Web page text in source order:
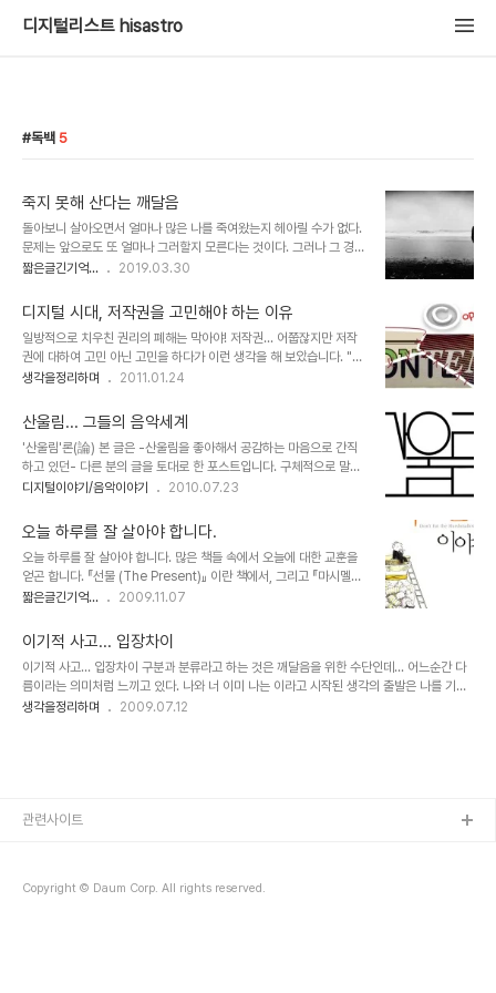
디지털리스트 hisastro
독백 5
죽지 못해 산다는 깨달음
돌아보니 살아오면서 얼마나 많은 나를 죽여왔는지 헤아릴 수가 없다.
문제는 앞으로도 또 얼마나 그러할지 모른다는 것이다. 그러나 그 경험
이 반복되며 확실히 인지한 것이 있다. 현실 속에서 결행은 결코 쉽지
지 경험 때문이다. 얼마 전엔 ‘죽지 못해 산다’는 말이 깨달음처럼 느껴
지기도 했다. 오죽했으면. 어느 누구든, 내가 왜 이렇게 살고 있는지 아
는 사람은 아무도 없다. 있다면, 그건 그저 그렇게 믿는 그 사람의 생각
일 뿐. 그럼에도 뭔가 대단히 알고 있는 양 왕왕대는 그 잘 난 이들을
보면 수없이 스스로를 죽여왔던 내가 또 언제 그런 생각을 했었냐는 듯
에는 어김없이..
짧은글긴기억... 2019.03.30
디지털 시대, 저작권을 고민해야 하는 이유
일방적으로 치우친 권리의 폐해는 막아야! 저작권... 어쭙잖지만 저작
권에 대하여 고민 아닌 고민을 하다가 이런 생각을 해 보았습니다. "어
떠한 권리가 한쪽으로 치우쳤을 땐 반드시 문제가 발생하기 마련이
에 이르렀다고 봅니다. 물론 현재, 어떤 누구라도 이 디지털 시대의 저
작권에 대하여 명쾌한 답을 내놓긴 어려울 것이라 생각합니다. 뭐, 혼
자라면 어떤 특정한 방법을 포함하여 어떤 주장이든 펼칠 수는 있겠지
만... ▲ Illustration by Minh Uong/The New York Times
Published: March 1, 2009 음악이나, 책, 글 그림 등등... 이러한
생각을정리하며 2011.01.24
산울림... 그들의 음악세계
'산울림'론(論) 본 글은 -산울림을 좋아해서 공감하는 마음으로 간직
하고 있던- 다른 분의 글을 토대로 한 포스트입니다. 구체적으로 말씀
드리면, 1993년 인터넷 BBS KIDS에 서광식(Macroft)님께서 올리
더하고자 일부 내용을 수정 및 추가 하여 다시 올립니다. -그러고 보니
이 글이 인터넷 공간에 올려진지도 20년 가까운 시간이 흘렀네요. 물
론 산울림의 시간으로 보자면 33년이란 세월이 흘렀으니... ^^ - 저
보다는 적어도 10년 여 -많게는 20년- 의 나이가 많은 산울림 맴버들
이지만 동시대를 살아가는 한 사람으로써 산울림을 만날 수 있었다는
다. -아마도..
디지털이야기/음악이야기 2010.07.23
오늘 하루를 잘 살아야 합니다.
오늘 하루를 잘 살아야 합니다. 많은 책들 속에서 오늘에 대한 교훈을
얻곤 합니다. 『선물 (The Present)』 이란 책에서, 그리고 『마시멜로
이야기』, 『누가 나의 치즈를 옮겼을까?』 등등... 하지만 세상 살이에 얽
가는 날들이 많아 집니다. 지나고 나면 후회되는 일들도 참 많기도 하
구요. 그저 오늘, 지금 당장 편하고, 즐겁고, 마냥 좋기만 한 것에... 또
는... 술이 그렇고, 각종 유희들이 그렇습니다. 또한 부질없는 욕심과
충동적 행동 그리고... 언행들... 그리고 어려운 상황에 의해서라도...
시간이 흘러 어느 날 정신을 차리고 보면 부끄러울 겁니다. 정신을 차
짧은글긴기억... 2009.11.07
이기적 사고... 입장차이
이기적 사고... 입장차이 구분과 분류라고 하는 것은 깨달음을 위한 수단인데... 어느순간 다
름이라는 의미처럼 느끼고 있다. 나와 너 이미 나는 이라고 시작된 생각의 출발은 나를 기준
으로 판단하고 행위한다. 그것이 남을 위한다고 한들 그리고 그 행위와 생각에 대한 너라는
생각을정리하며 2009.07.12
Copyright © Daum Corp. All rights reserved.
관련사이트